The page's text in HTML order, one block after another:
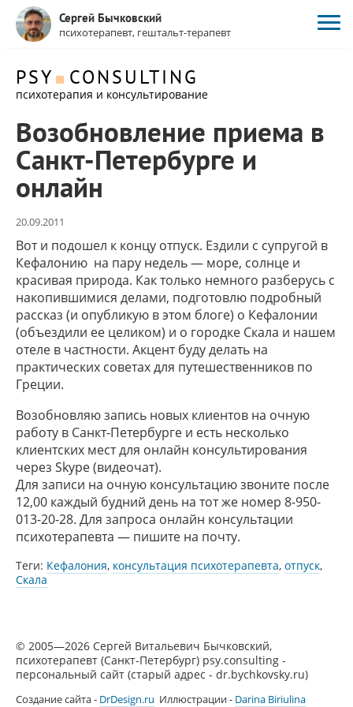
PSY CONSULTING
психотерапия и консультирование
Сергей Бычковский
психотерапевт, гештальт-терапевт
Возобновление приема в
Санкт-Петербурге и
онлайн
20.09.2011
Вот и подошел к концу отпуск. Ездили с супругой в
Кефалонию на пару недель — море, солнце и
красивая природа. Как только немного разберусь с
накопившимися делами, подготовлю подробный
рассказ (и опубликую в этом блоге) о Кефалонии
(объездили ее целиком) и о городке Скала и нашем
отеле в частности. Акцент буду делать на
практических советах для путешественников по
Греции.
Возобновляю запись новых клиентов на очную
работу в Санкт-Петербурге и есть несколько
клиентских мест для онлайн консультирования
через Skype (видеочат).
Для записи на очную консультацию звоните после
12,00 каждый будний день на тот же номер 8-950-
013-20-28. Для запроса онлайн консультации
психотерапевта — пишите на почту.
Теги: Кефалония, консультация психотерапевта, отпуск,
Скала
© 2005—2026 Сергей Витальевич Бычковский,
психотерапевт (Санкт-Петербург) psy.consulting -
персональный сайт (старый адрес - dr.bychkovsky.ru)
Создание сайта - DrDesign.ru Иллюстрации - Darina Biriulina